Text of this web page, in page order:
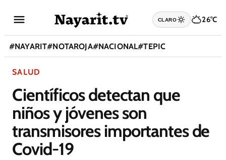
CLARO 26°C
#NAYARIT#NOTAROJA#NACIONAL#TEPIC
SALUD
Científicos detectan que
niños y jóvenes son
transmisores importantes de
Covid-19